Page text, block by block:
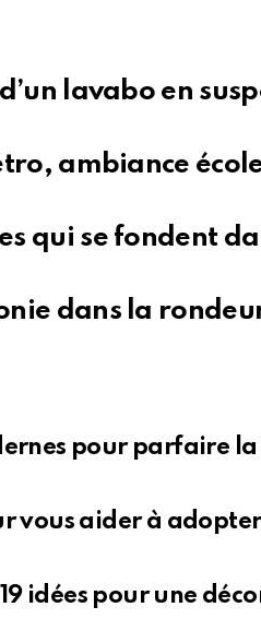
lavabo en
ambiance
qui se fondent
dans la
pour parfaire
vous aider à
idées pour une